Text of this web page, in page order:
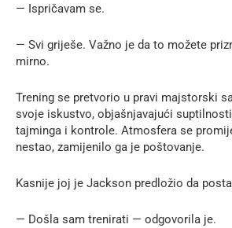
— Ispričavam se.
— Svi griješe. Važno je da to možete
mirno.
Trening se pretvorio u pravi majstorski
svoje iskustvo, objašnjavajući
tajminga i kontrole. Atmosfera se
nestao, zamijenilo ga je poštovanje.
Kasnije joj je Jackson predložio da
— Došla sam trenirati — odgovorila je.